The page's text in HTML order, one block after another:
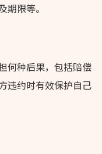
限等。
何种后果，包括赔偿
违约时有效保护自己